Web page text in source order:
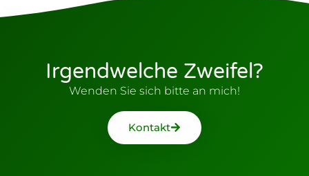
Irgendwelche Zweifel?
Wenden Sie sich bitte an mich!
Kontakt